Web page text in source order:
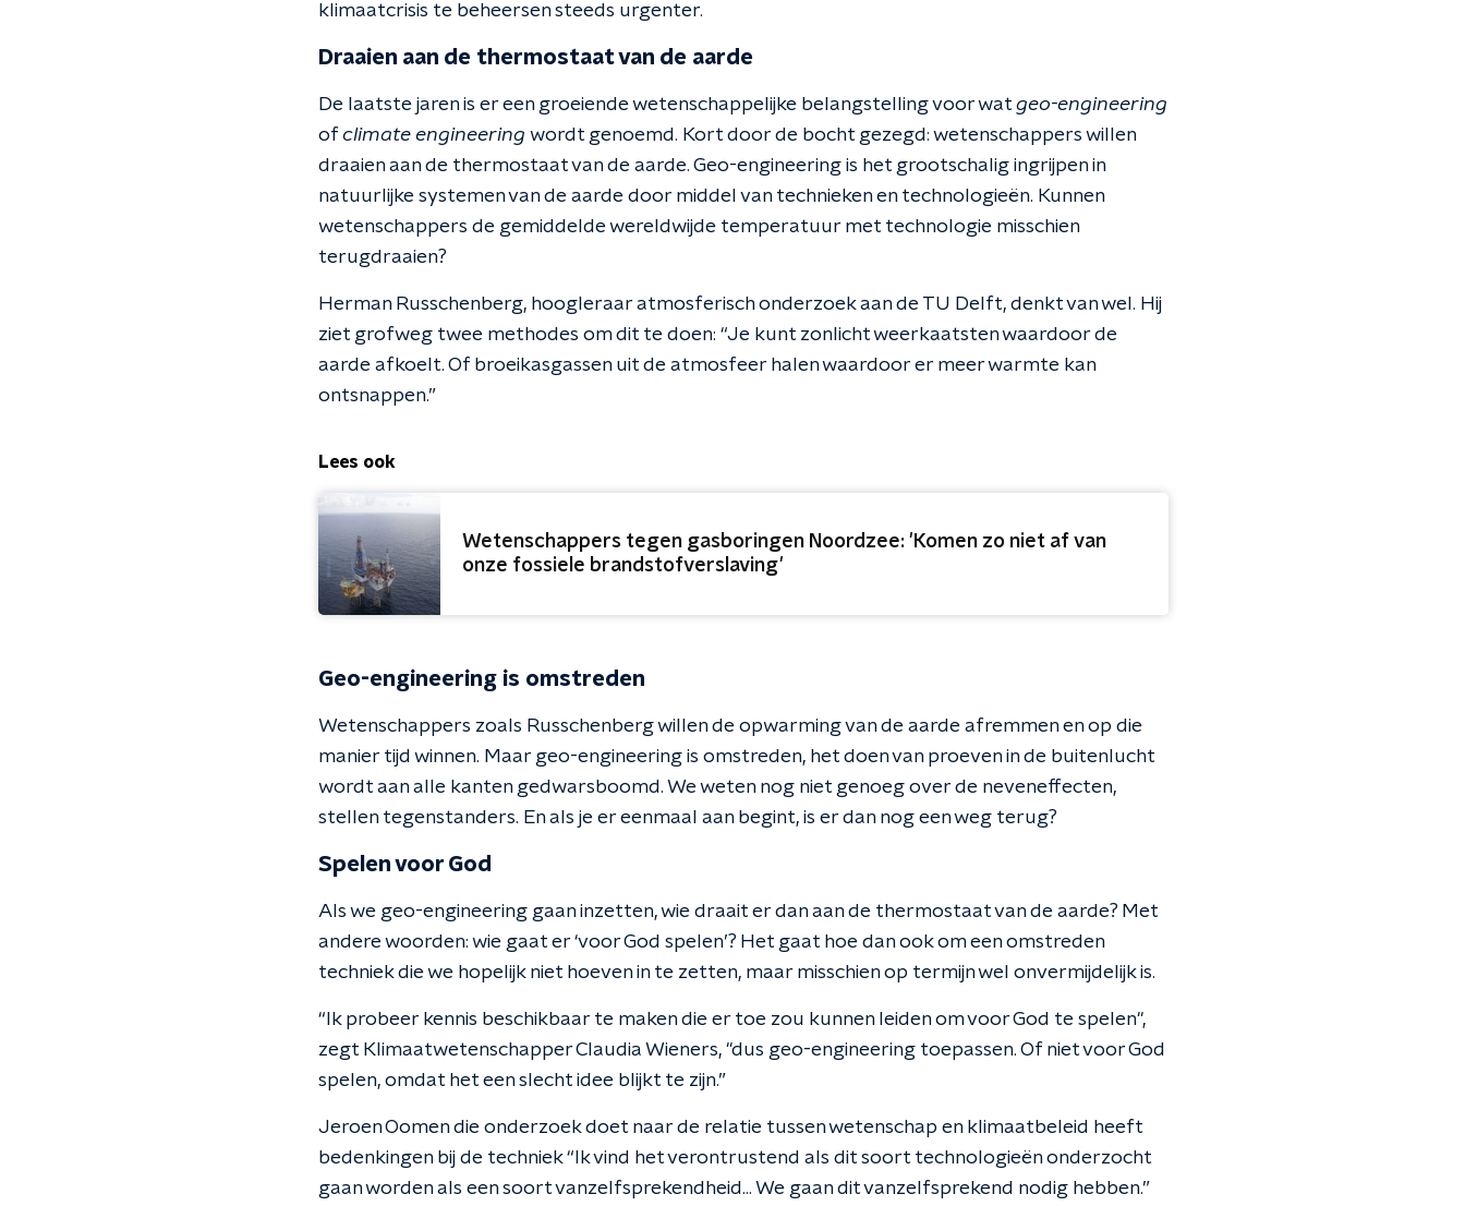
klimaatcrisis te beheersen steeds urgenter.
Draaien aan de thermostaat van de aarde
De laatste jaren is er een groeiende wetenschappelijke belangstelling voor wat geo-engineering
of climate engineering wordt genoemd. Kort door de bocht gezegd: wetenschappers willen
draaien aan de thermostaat van de aarde. Geo-engineering is het grootschalig ingrijpen in
natuurlijke systemen van de aarde door middel van technieken en technologieën. Kunnen
wetenschappers de gemiddelde wereldwijde temperatuur met technologie misschien
terugdraaien?
Herman Russchenberg, hoogleraar atmosferisch onderzoek aan de TU Delft, denkt van wel. Hij
ziet grofweg twee methodes om dit te doen: “Je kunt zonlicht weerkaatsten waardoor de
aarde afkoelt. Of broeikasgassen uit de atmosfeer halen waardoor er meer warmte kan
ontsnappen.”
Lees ook
Wetenschappers tegen gasboringen Noordzee: 'Komen zo niet af van
onze fossiele brandstofverslaving'
Geo-engineering is omstreden
Wetenschappers zoals Russchenberg willen de opwarming van de aarde afremmen en op die
manier tijd winnen. Maar geo-engineering is omstreden, het doen van proeven in de buitenlucht
wordt aan alle kanten gedwarsboomd. We weten nog niet genoeg over de neveneffecten,
stellen tegenstanders. En als je er eenmaal aan begint, is er dan nog een weg terug?
Spelen voor God
Als we geo-engineering gaan inzetten, wie draait er dan aan de thermostaat van de aarde? Met
andere woorden: wie gaat er ‘voor God spelen’? Het gaat hoe dan ook om een omstreden
techniek die we hopelijk niet hoeven in te zetten, maar misschien op termijn wel onvermijdelijk is.
“Ik probeer kennis beschikbaar te maken die er toe zou kunnen leiden om voor God te spelen",
zegt Klimaatwetenschapper Claudia Wieners, "dus geo-engineering toepassen. Of niet voor God
spelen, omdat het een slecht idee blijkt te zijn.”
Jeroen Oomen die onderzoek doet naar de relatie tussen wetenschap en klimaatbeleid heeft
bedenkingen bij de techniek “Ik vind het verontrustend als dit soort technologieën onderzocht
gaan worden als een soort vanzelfsprekendheid... We gaan dit vanzelfsprekend nodig hebben.”